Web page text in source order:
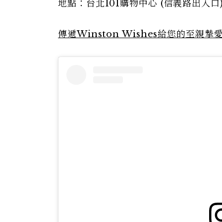
地點：台北101購物中心 (信義路出入
傳遞Winston Wishes給您的至親摯